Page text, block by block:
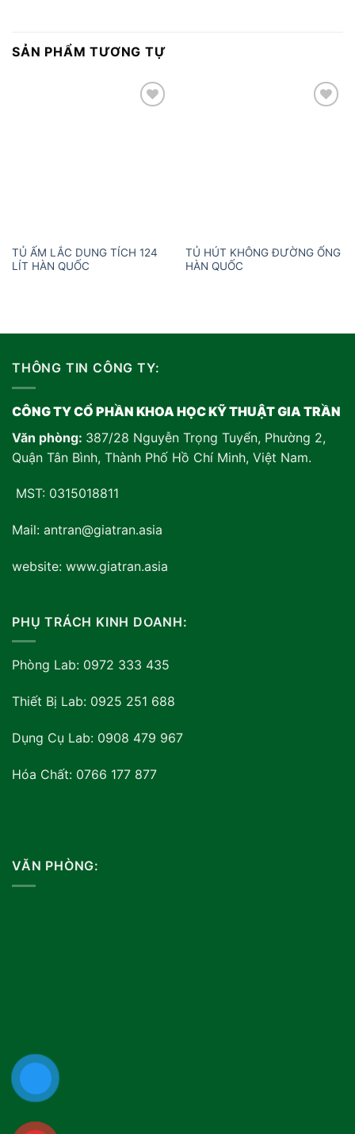
SẢN PHẨM TƯƠNG TỰ
TỦ ẤM LẮC DUNG TÍCH 124
LÍT HÀN QUỐC
TỦ HÚT KHÔNG ĐƯỜNG ỐNG
HÀN QUỐC
THÔNG TIN CÔNG TY:
CÔNG TY CỔ PHẦN KHOA HỌC KỸ THUẬT GIA TRẦN
Văn phòng: 387/28 Nguyễn Trọng Tuyển, Phường 2,
Quận Tân Bình, Thành Phố Hồ Chí Minh, Việt Nam.
MST: 0315018811
Mail: antran@giatran.asia
website: www.giatran.asia
PHỤ TRÁCH KINH DOANH:
Phòng Lab: 0972 333 435
Thiết Bị Lab: 0925 251 688
Dụng Cụ Lab: 0908 479 967
Hóa Chất: 0766 177 877
VĂN PHÒNG: